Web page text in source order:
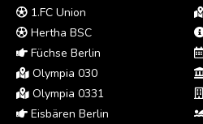
1.FC Union
Hertha BSC
Füchse Berlin
Olympia 030
Olympia 0331
Eisbären Berlin